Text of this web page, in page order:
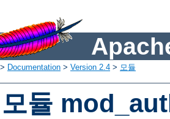
Documentation > Version 2.4 > 모듈
듈